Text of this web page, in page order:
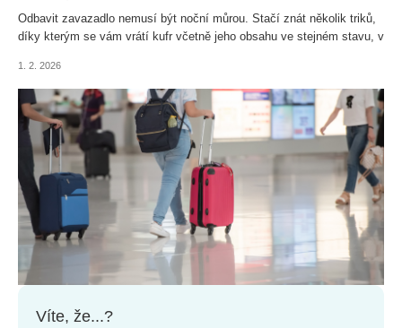
Odbavit zavazadlo nemusí být noční můrou. Stačí znát několik triků,
díky kterým se vám vrátí kufr včetně jeho obsahu ve stejném stavu, v
1. 2. 2026
Víte, že...?